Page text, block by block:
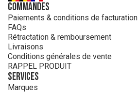
Commandes
Paiements & conditions de facturation
FAQs
Rétractation & remboursement
Livraisons
Conditions générales de vente
RAPPEL PRODUIT
Services
Marques